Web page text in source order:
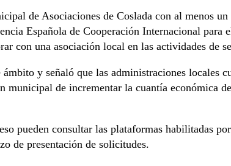
de Asociaciones de Coslada con al menos
Española de Cooperación Internacional
con una asociación local en las actividades de
y señaló que las administraciones locales
de incrementar la cuantía económica
pueden consultar las plataformas habilitadas
de presentación de solicitudes.